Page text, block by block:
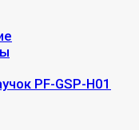
PF-GSP-Н01